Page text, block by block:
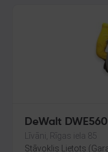
DeWalt DWE560
Līvāni, Rīgas iela 85
Stāvoklis Lietots